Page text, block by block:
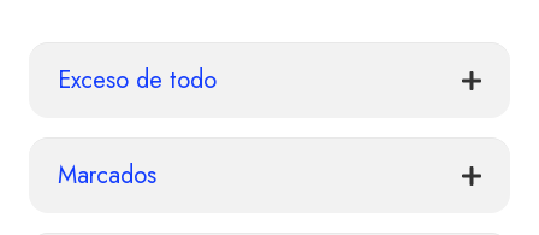
Exceso de todo
Marcados